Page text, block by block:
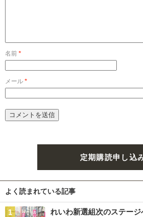
名前 *
メール *
定期購読申し込
よく読まれている記事
れいわ新選組次のステー